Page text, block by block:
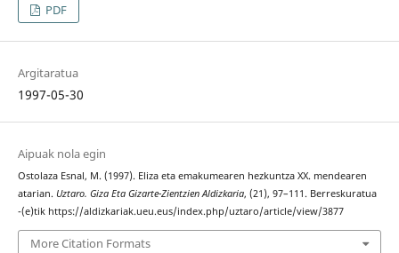
PDF
Argitaratua
1997-05-30
Aipuak nola egin
Ostolaza Esnal, M. (1997). Eliza eta emakumearen hezkuntza XX. mendearen
atarian. Uztaro. Giza Eta Gizarte-Zientzien Aldizkaria, (21), 97–111. Berreskuratua
-(e)tik https://aldizkariak.ueu.eus/index.php/uztaro/article/view/3877
More Citation Formats